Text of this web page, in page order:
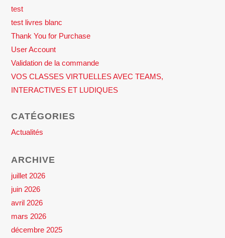
test
test livres blanc
Thank You for Purchase
User Account
Validation de la commande
VOS CLASSES VIRTUELLES AVEC TEAMS,
INTERACTIVES ET LUDIQUES
CATÉGORIES
Actualités
ARCHIVE
juillet 2026
juin 2026
avril 2026
mars 2026
décembre 2025